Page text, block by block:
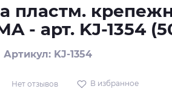
пластм.
- арт. KJ-1354
Артикул: KJ-1354
Нет отзывов В избранное